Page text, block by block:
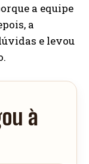
a equipe
a
e levou
à